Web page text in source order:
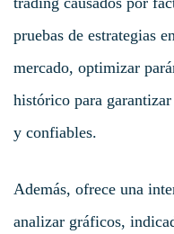
pruebas de estrategias
mercado, optimizar
histórico para
y confiables.
Además, ofrece una
analizar gráficos,